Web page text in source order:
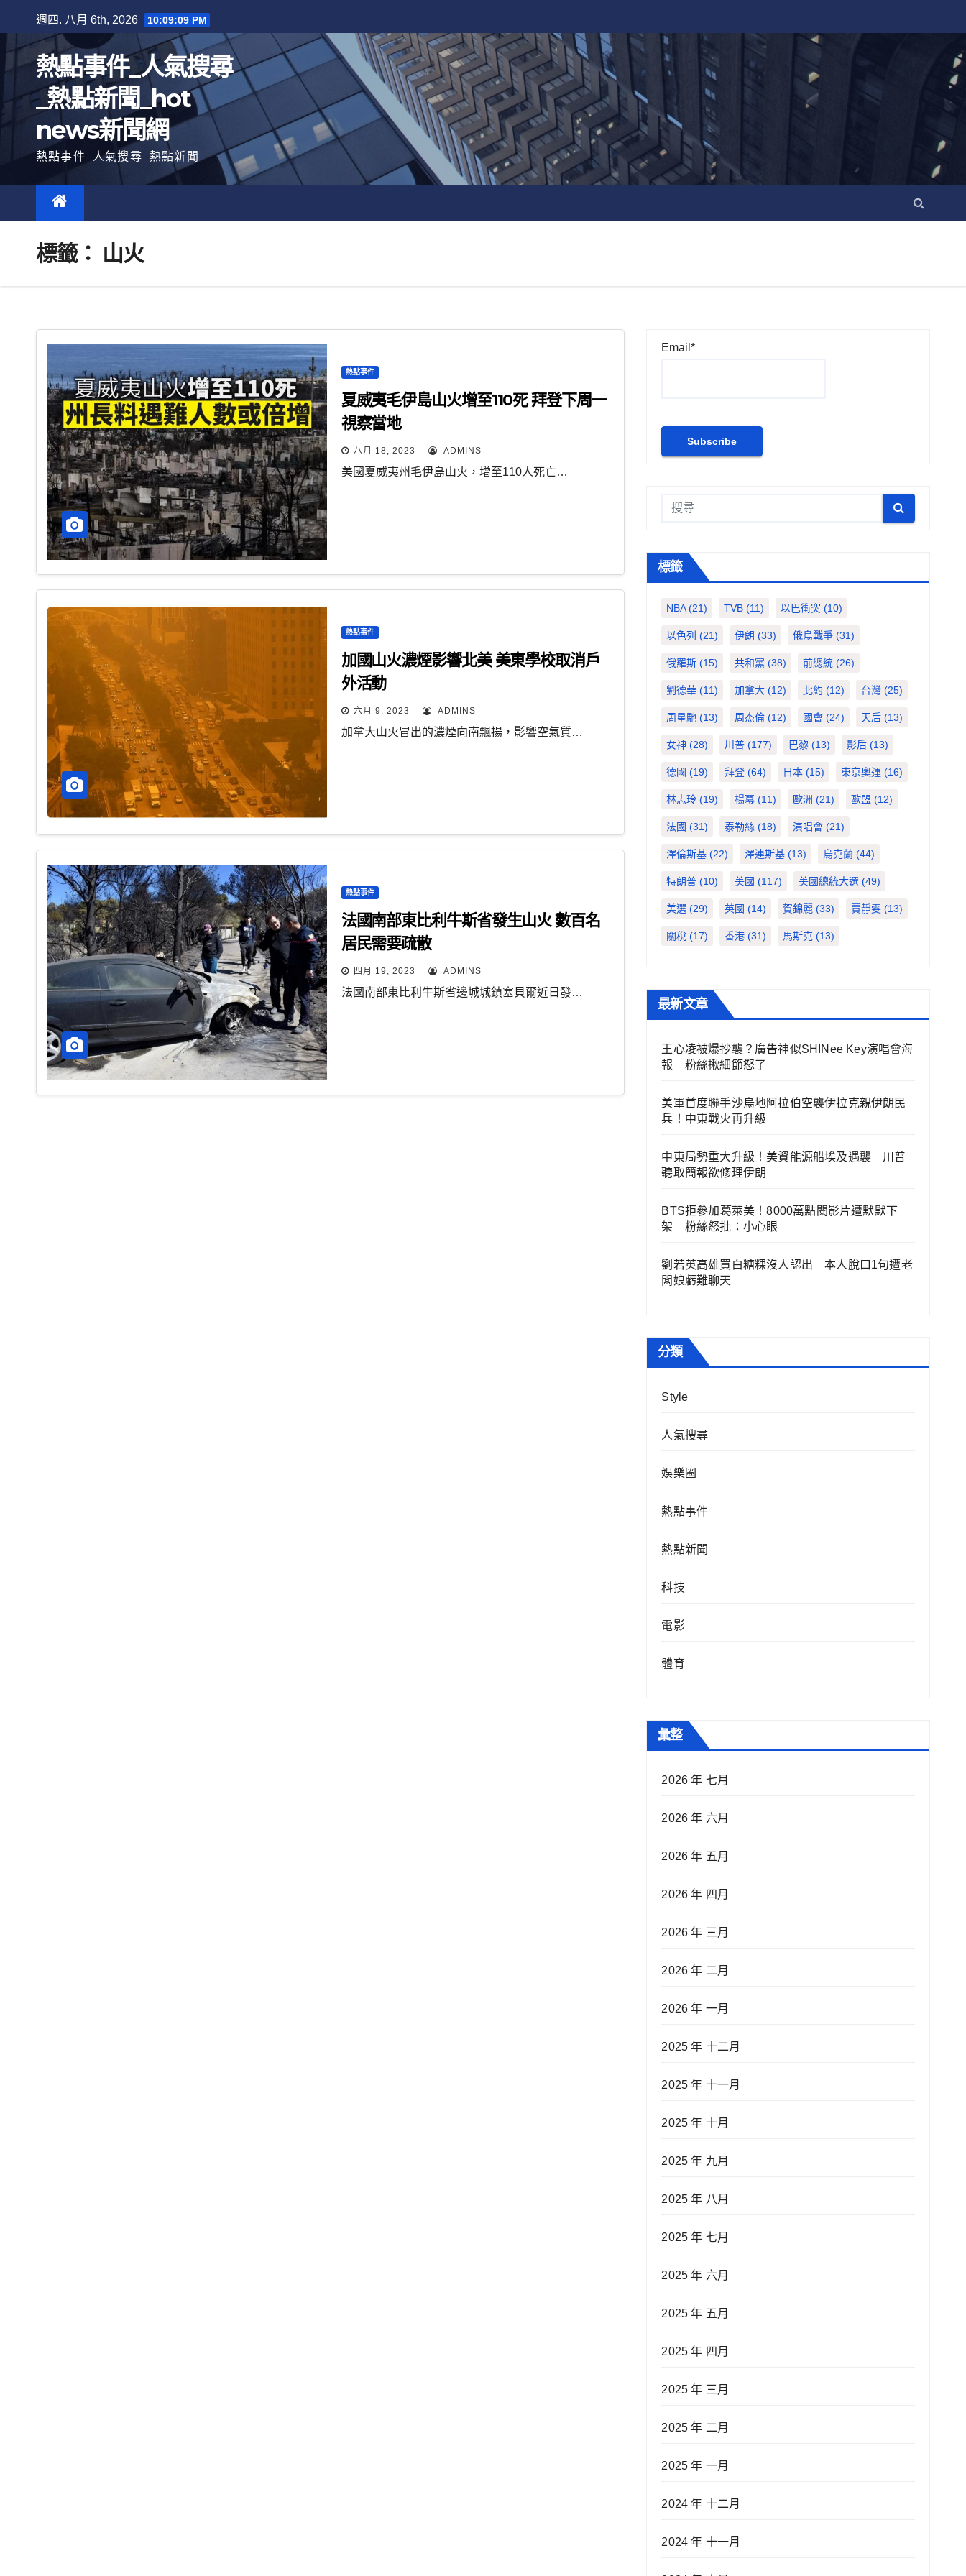
至
內
週四. 八月 6th, 2026 10:09:10 PM
熱點事件_人氣搜尋
_熱點新聞_hot
news新聞網
熱點事件_人氣搜尋_熱點新聞
標籤： 山火
熱點事件
夏威夷毛伊島山火增至110死 拜登下周一
視察當地
八月 18, 2023 ADMINS
美國夏威夷州毛伊島山火，增至110人死亡…
熱點事件
加國山火濃煙影響北美 美東學校取消戶
外活動
六月 9, 2023 ADMINS
加拿大山火冒出的濃煙向南飄揚，影響空氣質…
熱點事件
法國南部東比利牛斯省發生山火 數百名
居民需要疏散
四月 19, 2023 ADMINS
法國南部東比利牛斯省邊城城鎮塞貝爾近日發…
Email*
標籤
NBA(21) TVB (11) 以巴衝突 (10)
以色列 (21) 伊朗 (33) 俄烏戰爭 (31)
俄羅斯 (15) 共和黨 (38) 前總統 (26)
劉德華 (11) 加拿大 (12) 北約 (12) 台灣 (25)
周星馳 (13) 周杰倫 (12) 國會 (24) 天后 (13)
女神 (28) 川普 (177) 巴黎 (13) 影后 (13)
德國 (19) 拜登 (64) 日本 (15) 東京奧運 (16)
林志玲 (19) 楊冪 (11) 歐洲 (21) 歐盟 (12)
法國 (31) 泰勒絲 (18) 演唱會 (21)
澤倫斯基 (22) 澤連斯基 (13) 烏克蘭 (44)
特朗普 (10) 美國 (117) 美國總統大選 (49)
美選 (29) 英國 (14) 賀錦麗 (33) 賈靜雯 (13)
關稅 (17) 香港 (31) 馬斯克 (13)
最新文章
王心凌被爆抄襲？廣告神似SHINee Key演唱會海
報 粉絲揪細節怒了
美軍首度聯手沙烏地阿拉伯空襲伊拉克親伊朗民
兵！中東戰火再升級
中東局勢重大升級！美資能源船埃及遇襲 川普
聽取簡報欲修理伊朗
BTS拒參加葛萊美！8000萬點閱影片遭默默下
架 粉絲怒批：小心眼
劉若英高雄買白糖粿沒人認出 本人脫口1句遭老
闆娘虧難聊天
分類
Style
人氣搜尋
娛樂圈
熱點事件
熱點新聞
科技
電影
體育
彙整
2026 年 七月
2026 年 六月
2026 年 五月
2026 年 四月
2026 年 三月
2026 年 二月
2026 年 一月
2025 年 十二月
2025 年 十一月
2025 年 十月
2025 年 九月
2025 年 八月
2025 年 七月
2025 年 六月
2025 年 五月
2025 年 四月
2025 年 三月
2025 年 二月
2025 年 一月
2024 年 十二月
2024 年 十一月